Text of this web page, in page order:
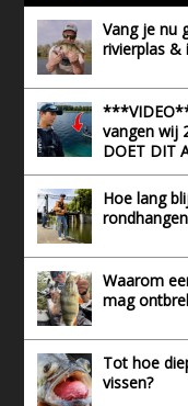
Vang je nu
rivierplas &
vangen wij
DOET DIT
Hoe lang
Waarom
mag
Tot hoe
vissen?